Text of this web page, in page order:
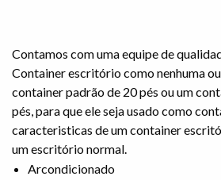
Contamos com uma equipe de
Container escritório como nenhuma
container padrão de 20 pés ou um
pés, para que ele seja usado como
caracteristicas de um container
um escritório normal.
Arcondicionado